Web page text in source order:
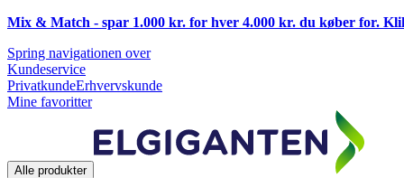
Mix & Match - spar 1.000 kr. for hver 4.000 kr. du køber for.
Spring navigationen over
Kundeservice
PrivatkundeErhvervskunde
Mine favoritter
Alle produkter